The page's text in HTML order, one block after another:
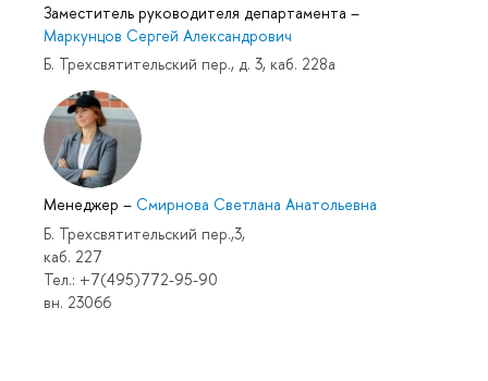
Заместитель руководителя департамента –
Маркунцов Сергей Александрович
Б. Трехсвятительский пер., д. 3, каб. 228а
Менеджер – Смирнова Светлана Анатольевна
Б. Трехсвятительский пер.,3,
каб. 227
Тел.: +7(495)772-95-90
вн. 23066